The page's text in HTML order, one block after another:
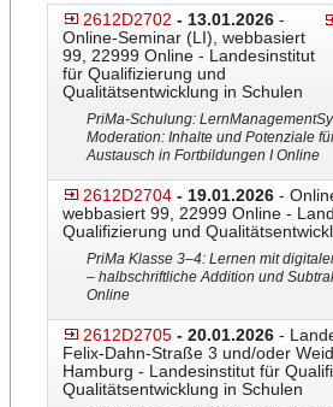
2612D2702 - 13.01.2026 -
Online-Seminar (LI), webbasiert
99, 22999 Online - Landesinstitut
für Qualifizierung und
Qualitätsentwicklung in Schulen
PriMa-Schulung: LernManage
Moderation: Inhalte und Potenziale
Austausch in Fortbildungen I Online
2612D2704 - 19.01.2026 -
webbasiert 99, 22999 Online -
Qualifizierung und
PriMa Klasse 3–4: Lernen mit
– halbschriftliche Addition und
Online
2612D2705 - 20.01.2026 -
Felix-Dahn-Straße 3 und/oder
Hamburg - Landesinstitut für
Qualitätsentwicklung in Schulen